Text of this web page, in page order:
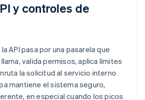
y controles de
API pasa por una pasarela que
valida permisos, aplica límites
la solicitud al servicio interno
mantiene el sistema seguro,
en especial cuando los picos